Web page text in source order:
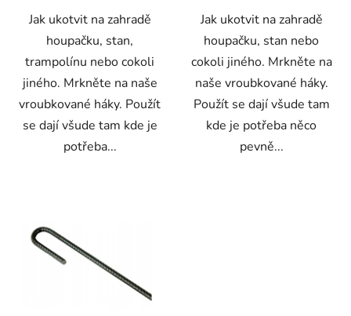
Jak ukotvit na zahradě
houpačku, stan,
trampolínu nebo cokoli
jiného. Mrkněte na naše
vroubkované háky. Použít
se dají všude tam kde je
potřeba...
Jak ukotvit na zahradě
houpačku, stan nebo
cokoli jiného. Mrkněte na
naše vroubkované háky.
Použít se dají všude tam
kde je potřeba něco
pevně...